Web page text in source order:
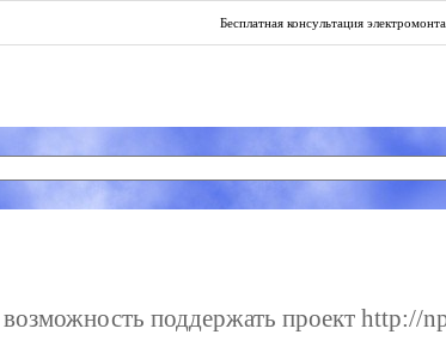
Бесплатная консультация
поддержать проект http://